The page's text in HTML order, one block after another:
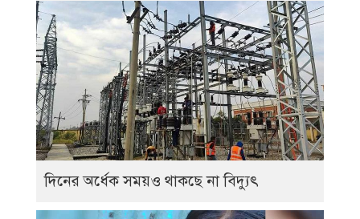
দিনের অর্ধেক সময়ও থাকছে না বিদ্যুৎ